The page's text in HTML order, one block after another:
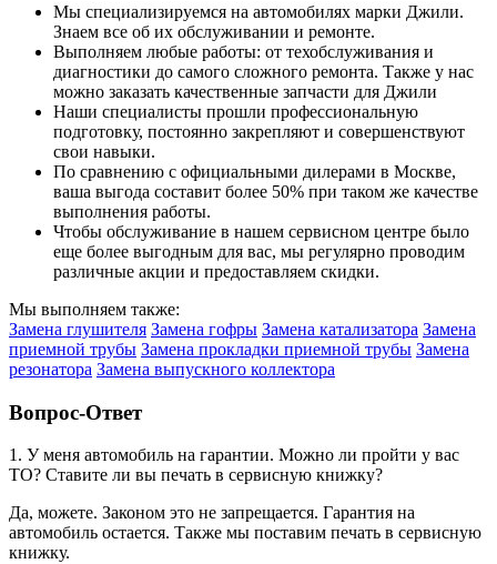
Мы специализируемся на автомобилях марки Джили.
Знаем все об их обслуживании и ремонте.
Выполняем любые работы: от техобслуживания и
диагностики до самого сложного ремонта. Также у нас
можно заказать качественные запчасти для Джили
Наши специалисты прошли профессиональную
подготовку, постоянно закрепляют и совершенствуют
свои навыки.
По сравнению с официальными дилерами в Москве,
ваша выгода составит более 50% при таком же качестве
выполнения работы.
Чтобы обслуживание в нашем сервисном центре было
еще более выгодным для вас, мы регулярно проводим
различные акции и предоставляем скидки.
Мы выполняем также:
Замена глушителя Замена гофры Замена катализатора Замена
приемной трубы Замена прокладки приемной трубы Замена
резонатора Замена выпускного коллектора
Вопрос-Ответ
1. У меня автомобиль на гарантии. Можно ли пройти у вас
ТО? Ставите ли вы печать в сервисную книжку?
Да, можете. Законом это не запрещается. Гарантия на
автомобиль остается. Также мы поставим печать в сервисную
книжку.